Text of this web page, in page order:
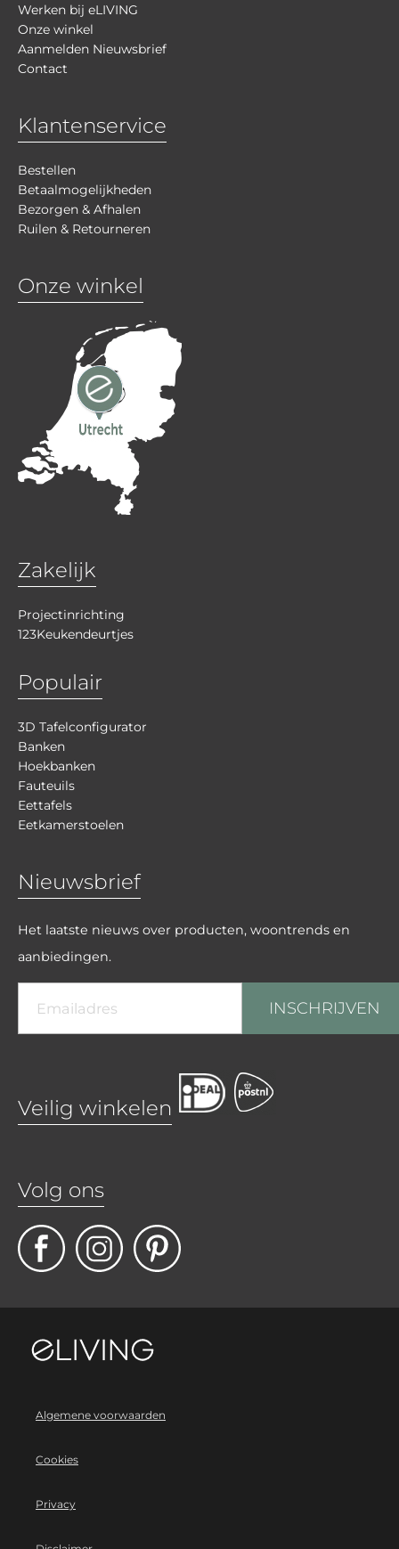
Werken bij eLIVING
Onze winkel
Aanmelden Nieuwsbrief
Contact
Klantenservice
Bestellen
Betaalmogelijkheden
Bezorgen & Afhalen
Ruilen & Retourneren
Onze winkel
Zakelijk
Projectinrichting
123Keukendeurtjes
Populair
3D Tafelconfigurator
Banken
Hoekbanken
Fauteuils
Eettafels
Eetkamerstoelen
Nieuwsbrief
Het laatste nieuws over producten, woontrends en
aanbiedingen.
INSCHRIJVEN
Veilig winkelen
Volg ons
Algemene voorwaarden
Cookies
Privacy